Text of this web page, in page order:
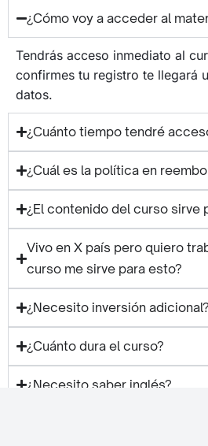
¿Cómo voy a acceder al
Tendrás acceso inmediato al
confirmes tu registro te llegará
datos.
¿Cuánto tiempo tendré
¿Cuál es la política en
¿El contenido del curso sirve
Vivo en X país pero quiero
curso me sirve para esto?
¿Necesito inversión adicional?
¿Cuánto dura el curso?
¿Necesito saber inglés?